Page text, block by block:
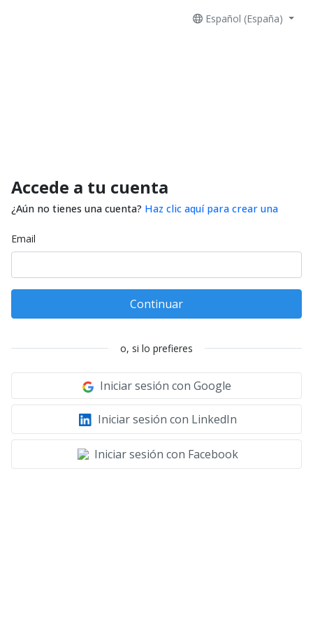
Español (España)
Accede a tu cuenta
¿Aún no tienes una cuenta? Haz clic aquí para crear una
Email
Continuar
o, si lo prefieres
Iniciar sesión con Google
Iniciar sesión con LinkedIn
Iniciar sesión con Facebook